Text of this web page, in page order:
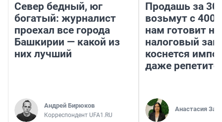
Север бедный, юг
богатый: журналист
проехал все города
Башкирии — какой из
них лучший
Андрей Бирюков
Корреспондент UFA1.RU
Продашь за
возьмут с
нам готовит
налоговый
коснется
даже
Анастасия